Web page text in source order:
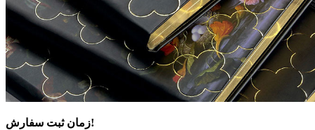
زمان ثبت سفارش!